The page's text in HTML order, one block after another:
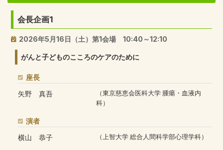
会長企画1
2026年5月16日（土）第1会場 10:40～12:10
がんと子どものこころのケアのために
座長
矢野 真吾
（東京慈恵会医科大学 腫瘍・血液内
科）
演者
横山 恭子
（上智大学 総合人間科学部心理学科）